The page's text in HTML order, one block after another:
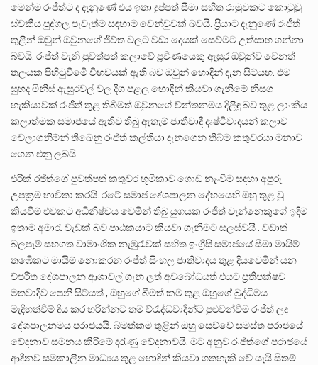
මෙන්ම රංජීත්ට ද දැනුණේ එය ඉතා දුප්පත් සීමා සහිත රාමුවකට කොටුවු
ස්වකීය පුද්ගල පැවැත්ම සඳහාම වෙන්වුවක් බවයි. ප්‍රියාට දැනුණේ රංජීත්
තුළින් ඔවුන් ඔවුනගේ ජීව්ත වලට වඩා දෙයක් සෙව්මට උත්සාහ ගන්නා
බවයි. රංජීත් වැනි පුවත්පත් කලාවේ ප්‍රවීණයෙකු ඇසුර ඔවුන්ව වෙනත්
තලයක පිහිටුවීමෙි විභවයක් ඇති බව ඔවුන් හොදින් දැන සිට්යහ. එම
සුහද මිනිස් ඇසුරවල් වල දිග පළල හොඳින් කියවා ගැනිමේ නිසග
හැකියාවක් රංජීත් තුළ තිබීමත් ඔවුනගේ ච්න්තනමය දිළිඳු බව තුළ ලාංකීය
කලාත්මක සමාජයේ ඇතිව තිබු ඇතැම් ජාතීවාදී දෘෂ්ටිවාදයන් කලාව
වෙලාගනිම්න් තිබෙනු රංජීත් කල්තියා දැනගෙන තිබ්ම කතුවරයා මනාව
ගෙන එනු ලබයි.
එරික් රජීත්ගේ පුවත්පත් කතුවර භූමිකාව ගොඩ නැංවීම සඳහා අපුරු
උපක්‍රම භාවිතා කරයි. රටේ සමාජ දේශපාලන දේහයෙහි ඔහු තුළ වු
කියවීම් එවකට අධිනිෂ්චය වෙමින් තිබු යුගයක රංජීත් වැන්නෙකුගේ ඉදිම
ඉතාම අමාරැ වැඩක් බව පාඨකයාට කියවා ගැනිමට සලස්වයි . වඩාත්
බලපෑම් සහගත වාමාංශික නැඹුරැවක් සහිත ඉංග්‍රීසි සමාජයේ සීමා මායිම්
තඹෙිකට මායිම් නොකරන රංජීත් සිංහල ජාතිවාදය තුළ දියවෙමින් යන
ව්පරීත දේශපාලන ආශාවල් ගැන ලත් අවබෝධයත් එයට ප්‍රතිපක්ෂව
මතවාදීව පෙනී සිට්යත් , ඔහුගේ බීමත් කම තුළ ඔහුගේ බුද්ධිමය
මැදිහත්වීම් දිය කර හරින්නට තම ව්රැද්ධවාදීන්ට පුළුවන්වීම රංජීත් ලද
දේශපාලනමය පරාජයයි. බ්මත්කම තුළින් ඔහු සෙව්වේ සමස්ත පරාජයේ
වේදනාව සමනය කිරිමේ දරැණු වේදනාවයි. මට අනුව රංජීත්ගේ පරාජයේ
ආදීනව සමකාලීන මාධ්‍යය තුළ හොඳින් කියවා ගතහැකි වේ යැයි සිතම්.